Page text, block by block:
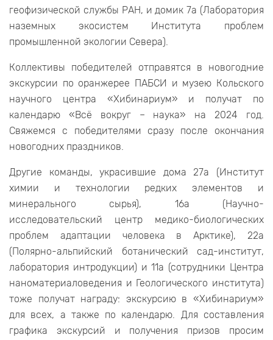
геофизической службы РАН, и домик 7а (Лаборатория
наземных экосистем Института проблем
промышленной экологии Севера).
Коллективы победителей отправятся в новогодние
экскурсии по оранжерее ПАБСИ и музею Кольского
научного центра «Хибинариум» и получат по
календарю «Всё вокруг – наука» на 2024 год.
Свяжемся с победителями сразу после окончания
новогодних праздников.
Другие команды, украсившие дома 27а (Институт
химии и технологии редких элементов и
минерального сырья), 16а (Научно-
исследовательский центр медико-биологических
проблем адаптации человека в Арктике), 22а
(Полярно-альпийский ботанический сад-институт,
лаборатория интродукции) и 11а (сотрудники Центра
наноматериаловедения и Геологического института)
тоже получат награду: экскурсию в «Хибинариум»
для всех, а также по календарю. Для составления
графика экскурсий и получения призов просим